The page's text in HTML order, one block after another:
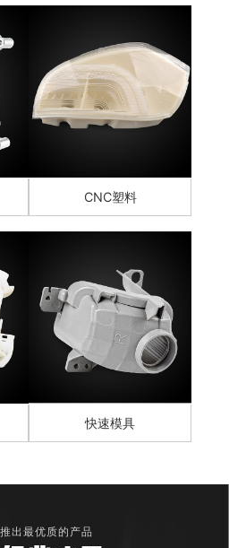
CNC塑料
快速模具
出最优质的产品